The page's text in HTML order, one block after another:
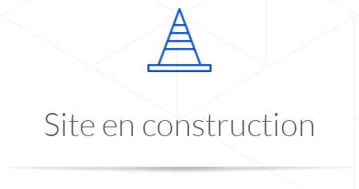
Site en construction